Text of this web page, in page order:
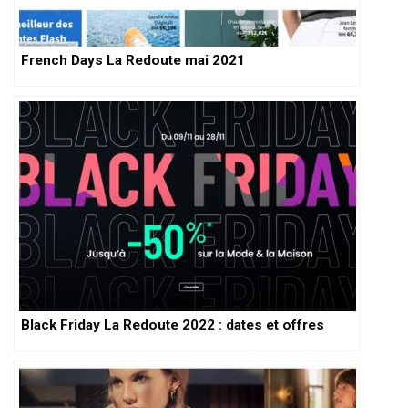
French Days La Redoute mai 2021
Black Friday La Redoute 2022 : dates et offres